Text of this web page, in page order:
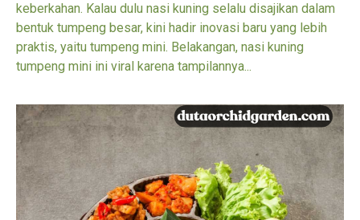
keberkahan. Kalau dulu nasi kuning selalu disajikan dalam
bentuk tumpeng besar, kini hadir inovasi baru yang lebih
praktis, yaitu tumpeng mini. Belakangan, nasi kuning
tumpeng mini ini viral karena tampilannya...